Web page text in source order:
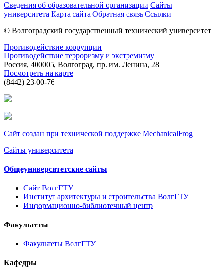
Сведения об образовательной организации Сайты
университета Карта сайта Обратная связь Ссылки
© Волгоградский государственный технический университет
Противодействие коррупции
Противодействие терроризму и экстремизму
Россия, 400005, Волгоград, пр. им. Ленина, 28
Посмотреть на карте
(8442) 23-00-76
Сайт создан при технической поддержке MechanicalFrog
Сайты университета
Общеуниверситетские сайты
Сайт ВолгГТУ
Институт архитектуры и строительства ВолгГТУ
Информационно-библиотечный центр
Факультеты
Факультеты ВолгГТУ
Кафедры